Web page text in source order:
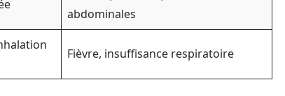
abdominales
Fièvre, insuffisance respiratoire